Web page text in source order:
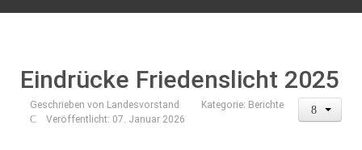
Eindrücke Friedenslicht 2025
Geschrieben von Landesvorstand Kategorie: Berichte
Veröffentlicht: 07. Januar 2026